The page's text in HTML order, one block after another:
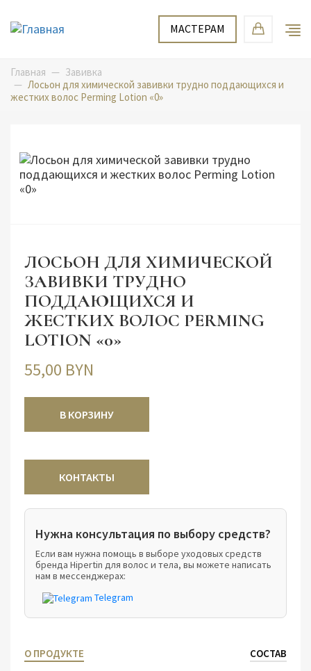
основному
Мастерам
МАСТЕРАМ
Главная
Завивка
Лосьон для химической завивки трудно поддающихся и
жестких волос Perming Lotion «0»
ЛОСЬОН ДЛЯ ХИМИЧЕСКОЙ
ЗАВИВКИ ТРУДНО
ПОДДАЮЩИХСЯ И
ЖЕСТКИХ ВОЛОС PERMING
LOTION «0»
55,00 BYN
В КОРЗИНУ
Нужна консультация по выбору средств?
Если вам нужна помощь в выборе уходовых средств
бренда Hipertin для волос и тела, вы можете написать
нам в мессенджерах:
Telegram
О ПРОДУКТЕ СОСТАВ